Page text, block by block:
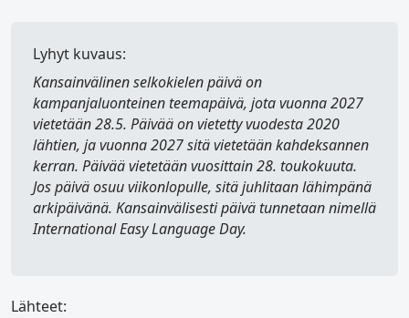
Lyhyt kuvaus:
Kansainvälinen selkokielen päiväon
kampanjaluonteinen teemapäivä, jota vuonna 2027
vietetään 28.5. Päivää on vietetty vuodesta 2020
lähtien, ja vuonna 2027 sitä vietetään kahdeksannen
kerran. Päivää vietetään vuosittain 28. toukokuuta.
Jos päivä osuu viikonlopulle, sitä juhlitaan lähimpänä
arkipäivänä. Kansainvälisesti päivä tunnetaan nimellä
International Easy Language Day.
Lähteet: